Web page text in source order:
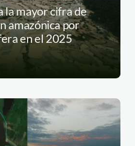
la mayor cifra de
amazónica por
en el 2025